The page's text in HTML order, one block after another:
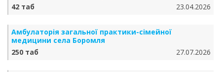
42 таб
23.04.2026
Амбулаторія загальної практики-сімейної
медицини села Боромля
250 таб
27.07.2026